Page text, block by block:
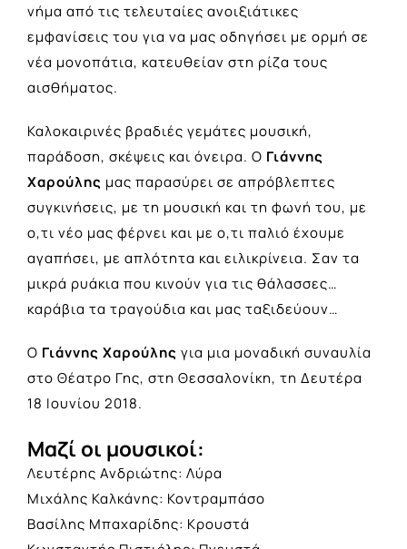
νήμα από τις τελευταίες ανοιξιάτικες
εμφανίσεις του για να μας οδηγήσει με ορμή σε
νέα μονοπάτια, κατευθείαν στη ρίζα τους
αισθήματος.
Καλοκαιρινές βραδιές γεμάτες μουσική,
παράδοση, σκέψεις και όνειρα. Ο Γιάννης
Χαρούλης μας παρασύρει σε απρόβλεπτες
συγκινήσεις, με τη μουσική και τη φωνή του, με
ο,τι νέο μας φέρνει και με ο,τι παλιό έχουμε
αγαπήσει, με απλότητα και ειλικρίνεια. Σαν τα
μικρά ρυάκια που κινούν για τις θάλασσες…
καράβια τα τραγούδια και μας ταξιδεύουν…
Ο Γιάννης Χαρούλης για μια μοναδική συναυλία
στο Θέατρο Γης, στη Θεσσαλονίκη, τη Δευτέρα
18 Ιουνίου 2018.
Μαζί οι μουσικοί:
Λευτέρης Ανδριώτης: Λύρα
Μιχάλης Καλκάνης: Κοντραμπάσο
Βασίλης Μπαχαρίδης: Κρουστά